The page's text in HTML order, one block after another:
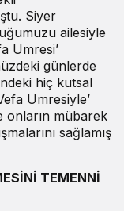
Siyer
ailesiyle
Umresi’
günlerde
hiç kutsal
Umresiyle’
onların mübarek
sağlamış
TEMENNİ